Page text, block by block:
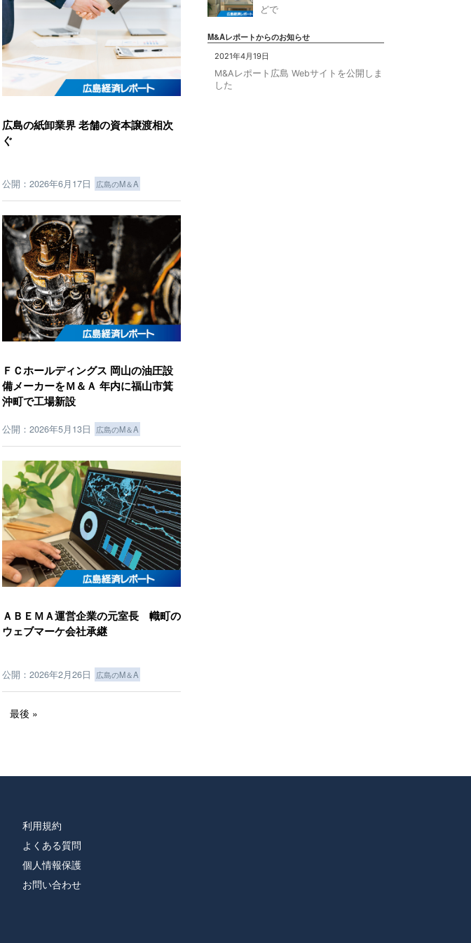
広島の紙卸業界 老舗の資本譲渡相次
ぐ
公開：2026年6月17日 広島のM＆A
ＦＣホールディングス 岡山の油圧設
備メーカーをＭ＆Ａ 年内に福山市箕
沖町で工場新設
公開：2026年5月13日 広島のM＆A
ＡＢＥＭＡ運営企業の元室長 幟町の
ウェブマーケ会社承継
公開：2026年2月26日 広島のM＆A
最後 »
どで
M&Aレポートからのお知らせ
2021年4月19日
M&Aレポート広島 Webサイトを公開しま
した
利用規約
よくある質問
個人情報保護
お問い合わせ